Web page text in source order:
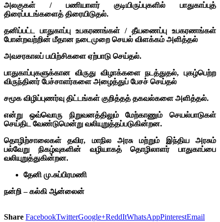
அலகுகள் / பணியாளர் குடியிருப்புகளில் பாதுகாப்புத்
திரைப்படங்களைத் திரையிடுதல்.
தனிப்பட்ட பாதுகாப்பு உபகரணங்கள் / தீயணைப்பு உபகரணங்கள்
போன்றவற்றின் மீதான நடைமுறை செயல் விளக்கம் அளித்தல்
அவசரகாலப் பயிற்சிகளை ஏற்பாடு செய்தல்.
பாதுகாப்புகளுக்கான விருது விழாக்களை நடத்துதல், புகழ்பெற்ற
விருந்தினர் பேச்சாளர்களை அழைத்துப் பேசச் செய்தல்
சமூக விழிப்புணர்வு திட்டங்கள் குறித்தத் தகவல்களை அளித்தல்.
என்று ஒவ்வொரு நிறுவனத்திலும் மேற்காணும் செயல்பாடுகள்
செய்திட வேண்டுமென்று வலியுறுத்தப்படுகின்றன.
தொழிற்சாலைகள் தவிர, மாநில அரசு மற்றும் இந்திய அரசும்
பல்வேறு நிகழ்வுகளின் வழியாகத் தொழிலாளர் பாதுகாப்பை
வலியுறுத்துகின்றன.
தேனி மு.சுப்பிரமணி
நன்றி – கல்கி ஆன்லைன்
Share FacebookTwitterGoogle+ReddItWhatsAppPinterestEmail